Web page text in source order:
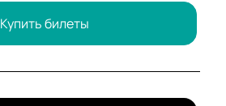
Купить билеты